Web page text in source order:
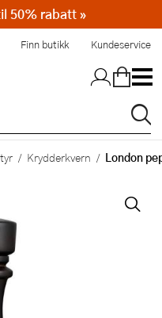
Finn butikk Kundeservice
Krydderkvern London
50% rabatt »